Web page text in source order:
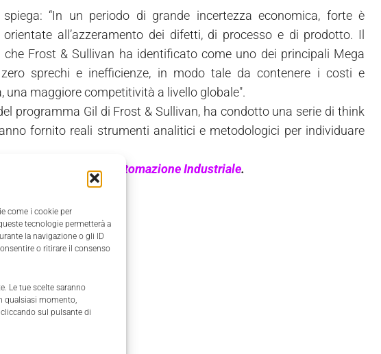
come i cookie per
tecnologie permetterà a
la navigazione o gli ID
o ritirare il consenso
Le tue scelte saranno
qualsiasi momento,
sul pulsante di
“In un periodo di grande incertezza economica, forte è
all’azzeramento dei difetti, di processo e di prodotto. Il
Frost & Sullivan ha identificato come uno dei principali Mega
sprechi e inefficienze, in modo tale da contenere i costi e
maggiore competitività a livello globale".
programma Gil di Frost & Sullivan, ha condotto una serie di think
fornito reali strumenti analitici e metodologici per individuare
luglio/agosto di Automazione Industriale.